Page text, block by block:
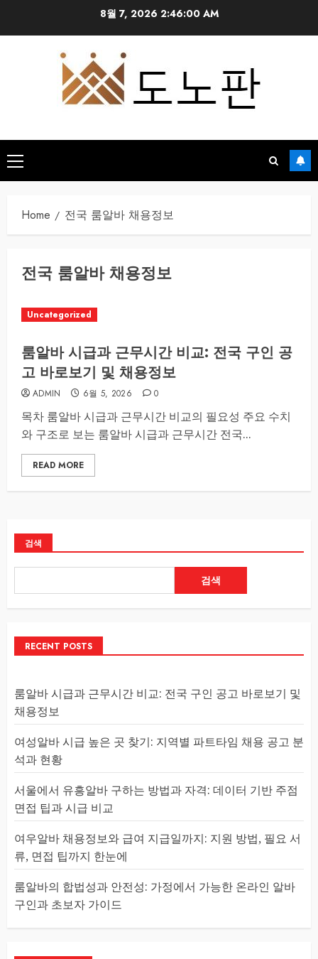
8월 7, 2026 2:46:00 AM
Primary
Menu
Home 전국 룸알바 채용정보
전국 룸알바 채용정보
Uncategorized
룸알바 시급과 근무시간 비교: 전국 구인 공
고 바로보기 및 채용정보
ADMIN 6월 5, 2026 0
목차 룸알바 시급과 근무시간 비교의 필요성 주요 수치
와 구조로 보는 룸알바 시급과 근무시간 전국...
READ MORE
검색
검색
RECENT POSTS
룸알바 시급과 근무시간 비교: 전국 구인 공고 바로보기 및
채용정보
여성알바 시급 높은 곳 찾기: 지역별 파트타임 채용 공고 분
석과 현황
서울에서 유흥알바 구하는 방법과 자격: 데이터 기반 주점
면접 팁과 시급 비교
여우알바 채용정보와 급여 지급일까지: 지원 방법, 필요 서
류, 면접 팁까지 한눈에
룸알바의 합법성과 안전성: 가정에서 가능한 온라인 알바
구인과 초보자 가이드